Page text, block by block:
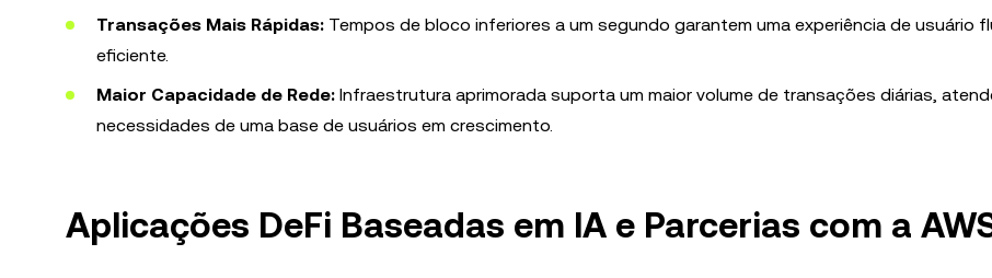
Transações Mais Rápidas: Tempos de bloco inferiores a um segundo garantem uma experiência de usuário
eficiente.
Maior Capacidade de Rede: Infraestrutura aprimorada suporta um maior volume de transações diárias,
necessidades de uma base de usuários em crescimento.
Aplicações DeFi Baseadas em IA e Parcerias com a